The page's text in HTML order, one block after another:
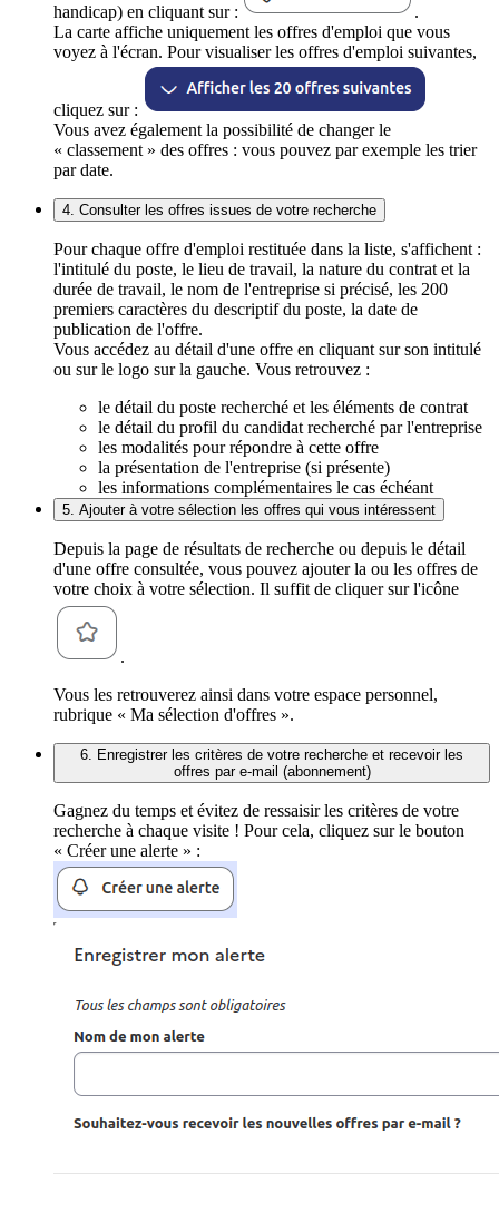
handicap) en cliquant sur :
.
La carte affiche uniquement les offres d'emploi que vous
voyez à l'écran. Pour visualiser les offres d'emploi suivantes,
cliquez sur :
Vous avez également la possibilité de changer le
« classement » des offres : vous pouvez par exemple les trier
par date.
4. Consulter les offres issues de votre recherche
Pour chaque offre d'emploi restituée dans la liste, s'affichent :
l'intitulé du poste, le lieu de travail, la nature du contrat et la
durée de travail, le nom de l'entreprise si précisé, les 200
premiers caractères du descriptif du poste, la date de
publication de l'offre.
Vous accédez au détail d'une offre en cliquant sur son intitulé
ou sur le logo sur la gauche. Vous retrouvez :
le détail du poste recherché et les éléments de contrat
le détail du profil du candidat recherché par l'entreprise
les modalités pour répondre à cette offre
la présentation de l'entreprise (si présente)
les informations complémentaires le cas échéant
5. Ajouter à votre sélection les offres qui vous intéressent
Depuis la page de résultats de recherche ou depuis le détail
d'une offre consultée, vous pouvez ajouter la ou les offres de
votre choix à votre sélection. Il suffit de cliquer sur l'icône
.
Vous les retrouverez ainsi dans votre espace personnel,
rubrique « Ma sélection d'offres ».
6. Enregistrer les critères de votre recherche et recevoir les
offres par e-mail (abonnement)
Gagnez du temps et évitez de ressaisir les critères de votre
recherche à chaque visite ! Pour cela, cliquez sur le bouton
« Créer une alerte » :